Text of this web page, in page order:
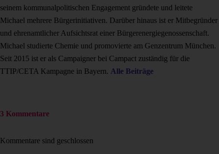
seinem kommunalpolitischen Engagement gründete und leitete
Michael mehrere Bürgerinitiativen. Darüber hinaus ist er Mitbegründer
und ehrenamtlicher Aufsichtsrat einer Bürgerenergiegenossenschaft.
Michael studierte Chemie und promovierte am Genzentrum München.
Seit 2015 ist er als Campaigner bei Campact zuständig für die
TTIP/CETA Kampagne in Bayern. Alle Beiträge
3 Kommentare
Kommentare sind geschlossen